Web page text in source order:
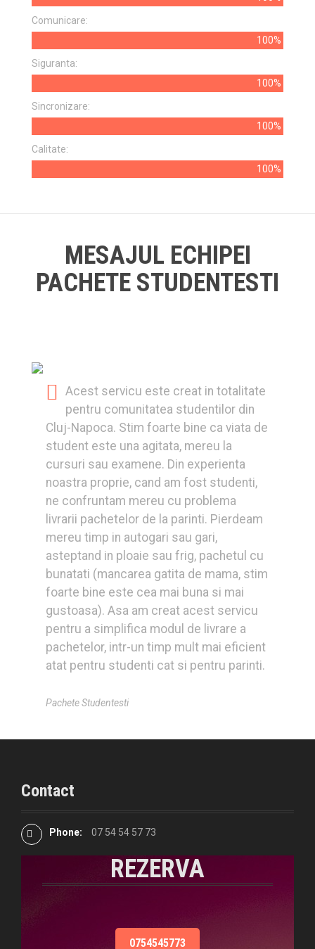
Comunicare:
100%
Siguranta:
100%
Sincronizare:
100%
Calitate:
100%
MESAJUL ECHIPEI
PACHETE STUDENTESTI
Acest servicu este creat in totalitate
pentru comunitatea studentilor din
Cluj-Napoca. Stim foarte bine ca viata de
student este una agitata, mereu la
cursuri sau examene. Din experienta
noastra proprie, cand am fost studenti,
ne confruntam mereu cu problema
livrarii pachetelor de la parinti. Pierdeam
mereu timp in autogari sau gari,
asteptand in ploaie sau frig, pachetul cu
bunatati (mancarea gatita de mama, stim
foarte bine este cea mai buna si mai
gustoasa). Asa am creat acest servicu
pentru a simplifica modul de livrare a
pachetelor, intr-un timp mult mai eficient
atat pentru studenti cat si pentru parinti.
Pachete Studentesti
Contact
Phone: 07 54 54 57 73
REZERVA
0754545773